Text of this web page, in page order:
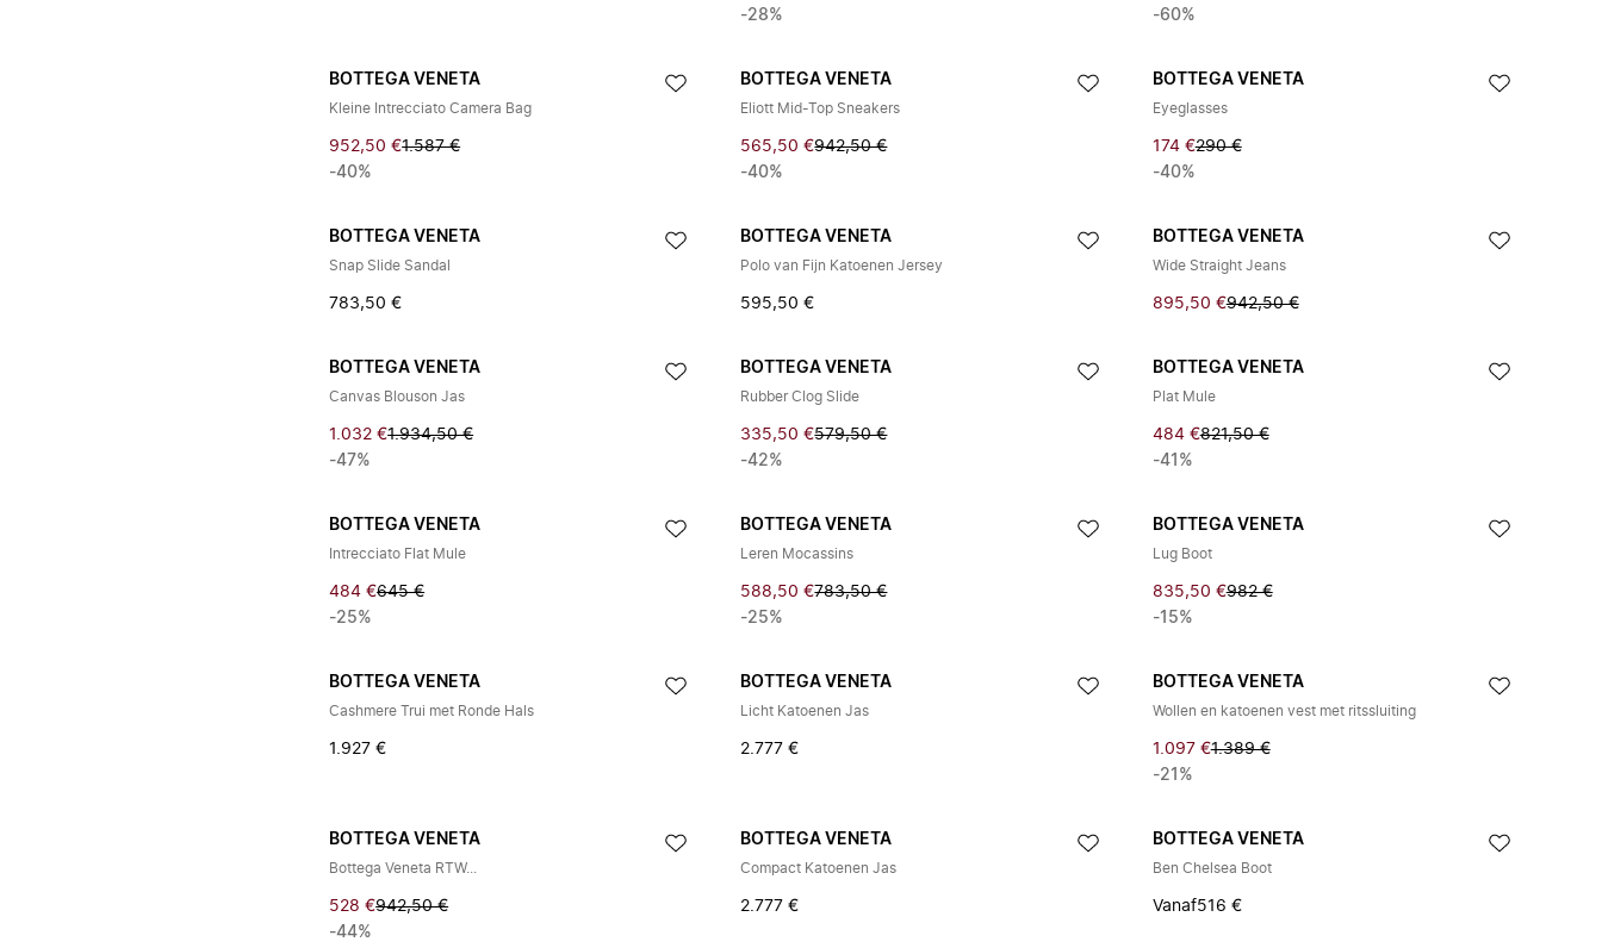
-28%
-60%
BOTTEGA VENETA
Kleine Intrecciato Camera Bag
952,50 €1.587 €
-40%
BOTTEGA VENETA
Eliott Mid-Top Sneakers
565,50 €942,50 €
-40%
BOTTEGA VENETA
Eyeglasses
174 €290 €
-40%
BOTTEGA VENETA
Snap Slide Sandal
783,50 €
BOTTEGA VENETA
Polo van Fijn Katoenen Jersey
595,50 €
BOTTEGA VENETA
Wide Straight Jeans
895,50 €942,50 €
BOTTEGA VENETA
Canvas Blouson Jas
1.032 €1.934,50 €
-47%
BOTTEGA VENETA
Rubber Clog Slide
335,50 €579,50 €
-42%
BOTTEGA VENETA
Plat Mule
484 €821,50 €
-41%
BOTTEGA VENETA
Intrecciato Flat Mule
484 €645 €
-25%
BOTTEGA VENETA
Leren Mocassins
588,50 €783,50 €
-25%
BOTTEGA VENETA
Lug Boot
835,50 €982 €
-15%
BOTTEGA VENETA
Cashmere Trui met Ronde Hals
1.927 €
BOTTEGA VENETA
Licht Katoenen Jas
2.777 €
BOTTEGA VENETA
Wollen en katoenen vest met ritssluiting
1.097 €1.389 €
-21%
BOTTEGA VENETA
Bottega Veneta RTW...
528 €942,50 €
-44%
BOTTEGA VENETA
Compact Katoenen Jas
2.777 €
BOTTEGA VENETA
Ben Chelsea Boot
Vanaf516 €